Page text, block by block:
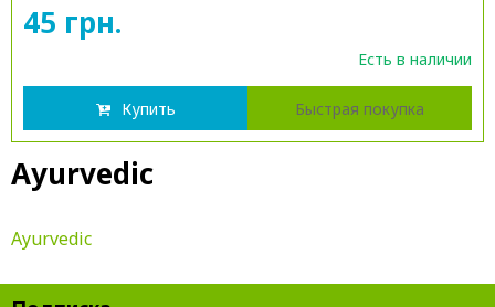
45 грн.
Есть в наличии
Купить Быстрая покупка
Ayurvedic
Ayurvedic